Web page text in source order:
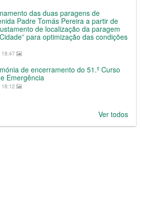
das duas paragens de
Padre Tomás Pereira a partir de
de localização da paragem
para optimização das condições
18:47
de encerramento do 51.º Curso
Emergência
18:12
Ver todos